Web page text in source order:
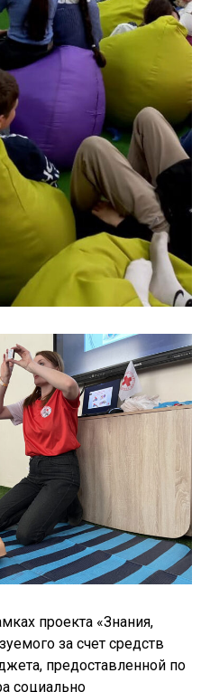
проекта «Знания,
за счет средств
предоставленной по
социально